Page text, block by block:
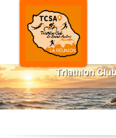
Panneau de gestion